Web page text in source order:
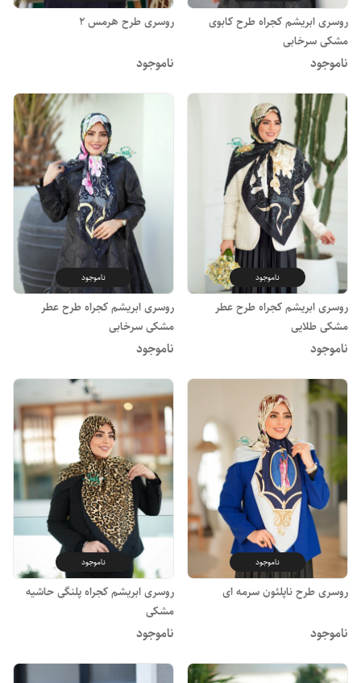
روسری ابریشم کجراه طرح کابوی
مشکی سرخابی
ناموجود
روسری طرح هرمس 2
ناموجود
ناموجود
روسری ابریشم کجراه طرح عطر
مشکی طلایی
ناموجود
ناموجود
روسری ابریشم کجراه طرح عطر
مشکی سرخابی
ناموجود
ناموجود
روسری طرح ناپلئون سرمه ای
ناموجود
ناموجود
روسری ابریشم کجراه پلنگی حاشیه
مشکی
ناموجود